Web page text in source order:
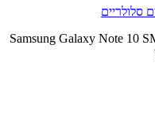
Samsung Galaxy Note